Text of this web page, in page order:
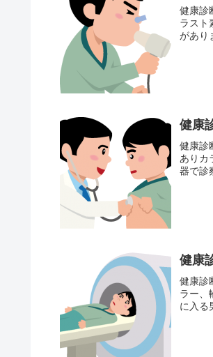
健康診
ラスト
があり
健康
健康診
ありカ
器で
健康
健康診
ラー、
に入